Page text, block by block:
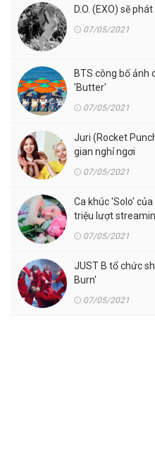
D.O. (EXO) sẽ
07/05/2021
BTS công bố ảnh
'Butter'
07/05/2021
Juri (Rocket
gian nghỉ ngơi
07/05/2021
Ca khúc 'Solo'
triệu lượt
07/05/2021
JUST B tổ chức
Burn'
07/05/2021